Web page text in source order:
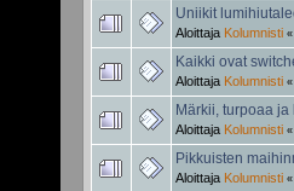
Uniikit
Aloittaja Kolumnisti «
Kaikki ovat
Aloittaja Kolumnisti «
Märkii, turpoaa ja
Aloittaja Kolumnisti «
Pikkuisten
Aloittaja Kolumnisti «